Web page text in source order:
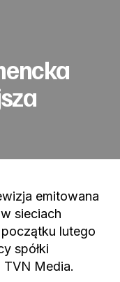
emitowana
sieciach
lutego
spółki
Media.